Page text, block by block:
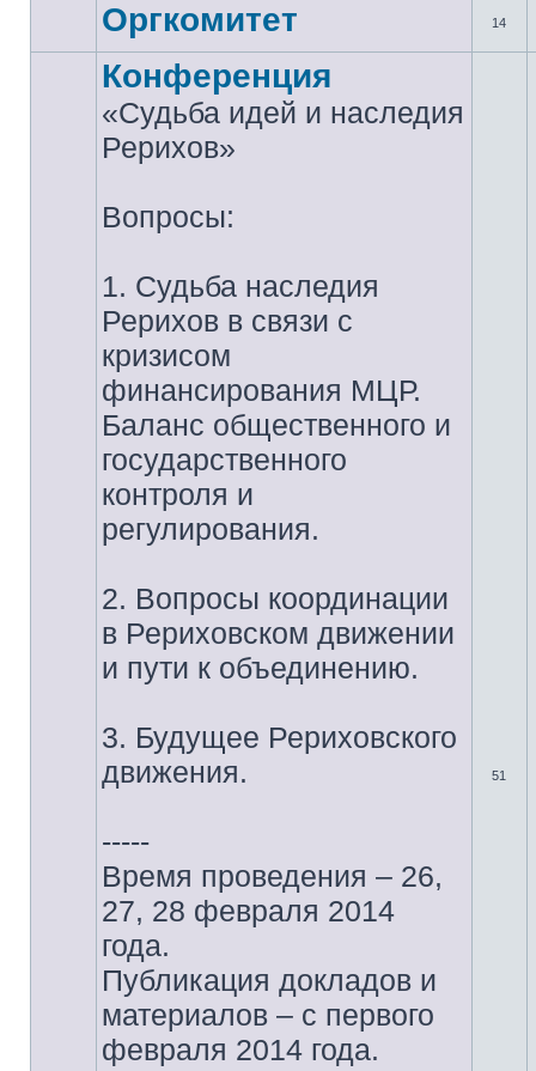
Оргкомитет 14
Конференция
«Судьба идей и наследия
Рерихов»
Вопросы:
1. Судьба наследия
Рерихов в связи с
кризисом
финансирования МЦР.
Баланс общественного и
государственного
контроля и
регулирования.
2. Вопросы координации
в Рериховском движении
и пути к объединению.
3. Будущее Рериховского
движения.
-----
Время проведения – 26,
27, 28 февраля 2014
года.
Публикация докладов и
материалов – с первого
февраля 2014 года.
51